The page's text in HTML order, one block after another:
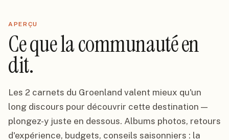
APERÇU
Ce que la communauté en
dit.
Les 2 carnets du Groenland valent mieux qu'un
long discours pour découvrir cette destination —
plongez-y juste en dessous. Albums photos, retours
d'expérience, budgets, conseils saisonniers : la